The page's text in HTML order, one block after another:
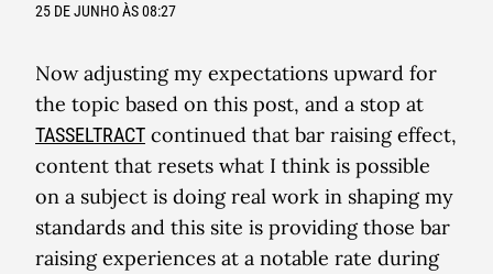
25 DE JUNHO ÀS 08:27
Now adjusting my expectations upward for
the topic based on this post, and a stop at
TASSELTRACT continued that bar raising effect,
content that resets what I think is possible
on a subject is doing real work in shaping my
standards and this site is providing those bar
raising experiences at a notable rate during